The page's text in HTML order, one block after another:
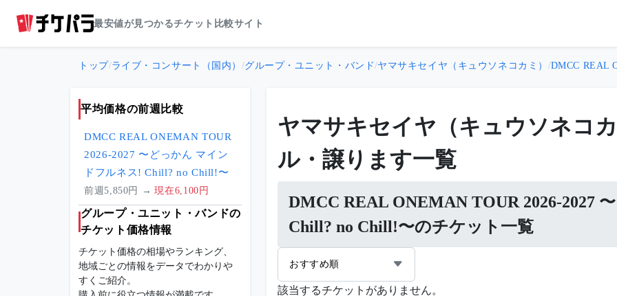
最安値が見つかるチケット比較サイト
トップ/ライブ・コンサート（国内） /グループ・ユニット・バンド/ヤマサキセイヤ（キュウソネコカミ） /DMCC REAL
ヤマサキセイヤ（キュウソネコ
ル・譲ります一覧
DMCC REAL ONEMAN TOUR 2026-2027
Chill? no Chill!〜のチケット一覧
おすすめ順
該当するチケットがありません。
平均価格の前週比較
DMCC REAL ONEMAN TOUR
2026-2027 〜どっかん マイン
ドフルネス! Chill? no Chill!〜
前週5,850円 → 現在6,100円
グループ・ユニット・バンドの
チケット価格情報
チケット価格の相場やランキング、
地域ごとの情報をデータでわかりや
すくご紹介。